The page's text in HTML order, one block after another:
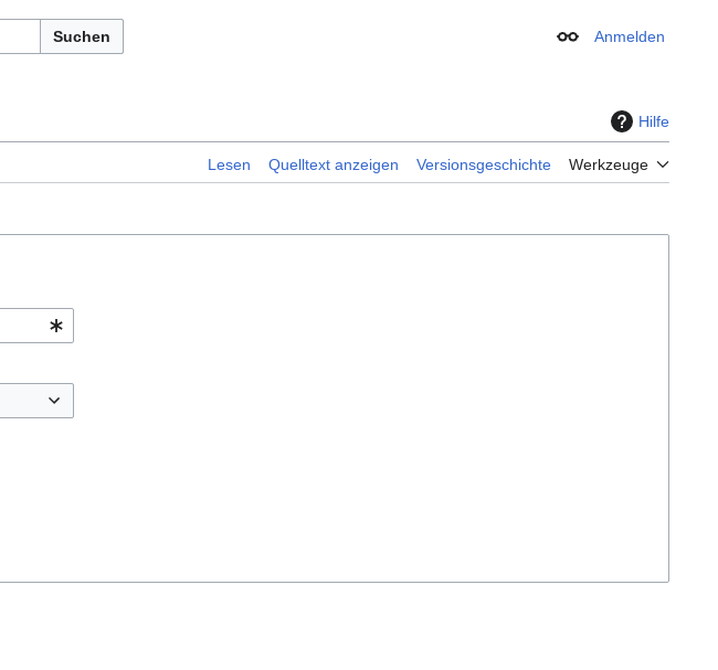
Suchen Erscheinungsbild
Anmelden
Hilfe
Lesen Quelltext anzeigen Versionsgeschichte Werkzeuge